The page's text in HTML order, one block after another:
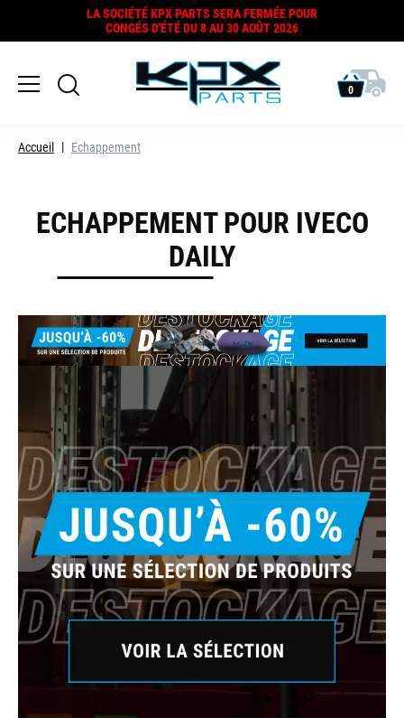
LA SOCIÉTÉ KPX PARTS SERA FERMÉE POUR
CONGÉS D'ÉTÉ DU 8 AU 30 AOÛT 2026
0
Accueil Echappement
ECHAPPEMENT POUR IVECO
DAILY